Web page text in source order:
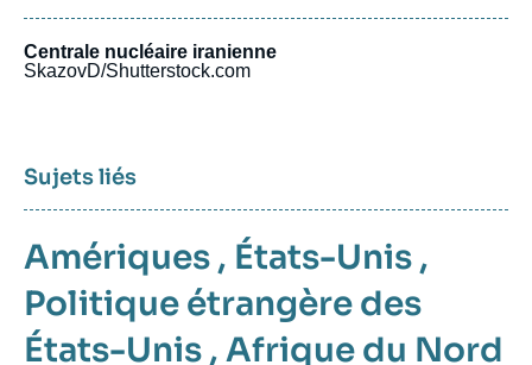
Centrale nucléaire iranienne
SkazovD/Shutterstock.com
Sujets liés
Amériques , États-Unis ,
Politique étrangère des
États-Unis , Afrique du Nord